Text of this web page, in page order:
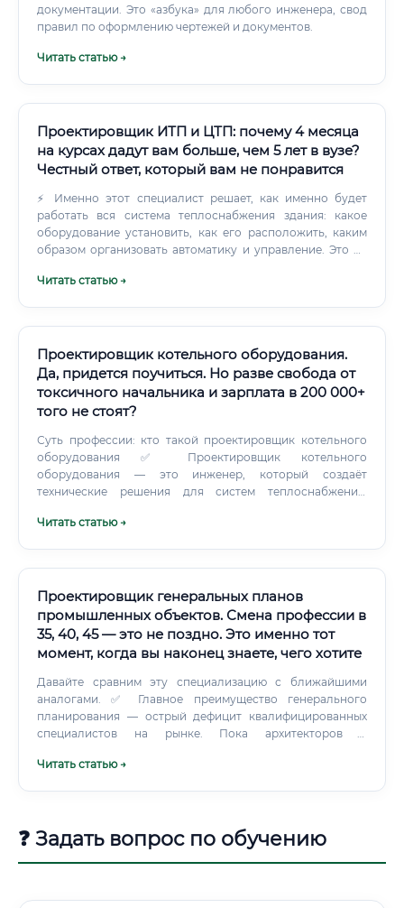
решений 📊 Составление смет и спецификаций
материалов 🔍 Анализ геодезических данных, почвенных
работы Где трудоустроиться ландшафтному дизайнеру ✅
крупных городах — Москве, Санкт-Петербурге, Казани,
Краснодаре — где активно развивается рынок элитной
недвижимости и благоустройства.
документации. Это «азбука» для любого инженера, свод
правил по оформлению чертежей и документов.
Читать статью →
Проектировщик ИТП и ЦТП: почему 4 месяца
на курсах дадут вам больше, чем 5 лет в вузе?
Честный ответ, который вам не понравится
⚡ Именно этот специалист решает, как именно будет
работать вся система теплоснабжения здания: какое
оборудование установить, как его расположить, каким
образом организовать автоматику и управление. Это не
чертежом стоят реальные объекты, жизнь и комфорт
пришли специализированные программные комплексы
— AutoCAD, Revit, MagiCAD, Компас-3D.
Читать статью →
Проектировщик котельного оборудования.
Да, придется поучиться. Но разве свобода от
токсичного начальника и зарплата в 200 000+
того не стоят?
Суть профессии: кто такой проектировщик котельного
оборудования ✅ Проектировщик котельного
оборудования — это инженер, который создаёт
технические решения для систем теплоснабжения:
тепловых пунктов, а также всей инфраструктуры,
заводе, в жилом микрорайоне или на крупном
производственном предприятии. Без его работы не было
бы ни тепла в домах, ни горячей воды, ни пара в цехах.
Читать статью →
Проектировщик генеральных планов
промышленных объектов. Смена профессии в
35, 40, 45 — это не поздно. Это именно тот
момент, когда вы наконец знаете, чего хотите
Давайте сравним эту специализацию с ближайшими
аналогами. ✅ Главное преимущество генерального
планирования — острый дефицит квалифицированных
специалистов на рынке. Пока архитекторов и
грамотных проектировщиков генпланов
Читать статью →
❓ Задать вопрос по обучению